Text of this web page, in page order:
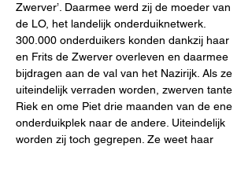
Zwerver’. Daarmee werd zij de moeder van
de LO, het landelijk onderduiknetwerk.
300.000 onderduikers konden dankzij haar
en Frits de Zwerver overleven en daarmee
bijdragen aan de val van het Nazirijk. Als ze
uiteindelijk verraden worden, zwerven tante
Riek en ome Piet drie maanden van de ene
onderduikplek naar de andere. Uiteindelijk
worden zij toch gegrepen. Ze weet haar